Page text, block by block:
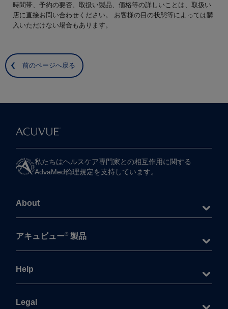
時間帯、予約の要否、取扱い製品、価格等の詳しいことは、取扱い
店に直接お問い合わせください。 お客様の目の状態等によっては購
入いただけない場合もあります。
前のページへ戻る
私たちは​ヘルスケア専門家との​相互作用に​関する​
AdvaMed倫理規定を​支持しています。
About
アキュビュー® 製品
Help
Legal